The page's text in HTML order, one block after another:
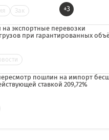
Зак +3
на экспортные перевозки
при гарантированных
пошлин на импорт
ставкой 209,72%